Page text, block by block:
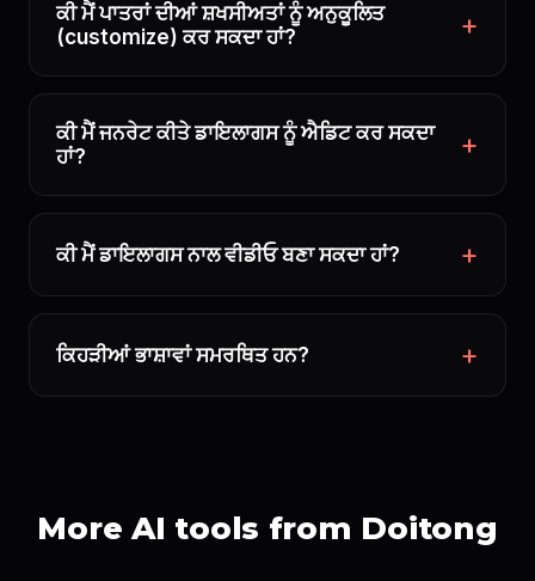
ਕੀ ਮੈਂ ਪਾਤਰਾਂ ਦੀਆਂ ਸ਼ਖਸੀਅਤਾਂ ਨੂੰ ਅਨੁਕੂਲਿਤ
(customize) ਕਰ ਸਕਦਾ ਹਾਂ?
ਕੀ ਮੈਂ ਜਨਰੇਟ ਕੀਤੇ ਡਾਇਲਾਗਸ ਨੂੰ ਐਡਿਟ ਕਰ ਸਕਦਾ
ਹਾਂ?
ਕੀ ਮੈਂ ਡਾਇਲਾਗਸ ਨਾਲ ਵੀਡੀਓ ਬਣਾ ਸਕਦਾ ਹਾਂ?
ਕਿਹੜੀਆਂ ਭਾਸ਼ਾਵਾਂ ਸਮਰਥਿਤ ਹਨ?
More AI tools from Doitong